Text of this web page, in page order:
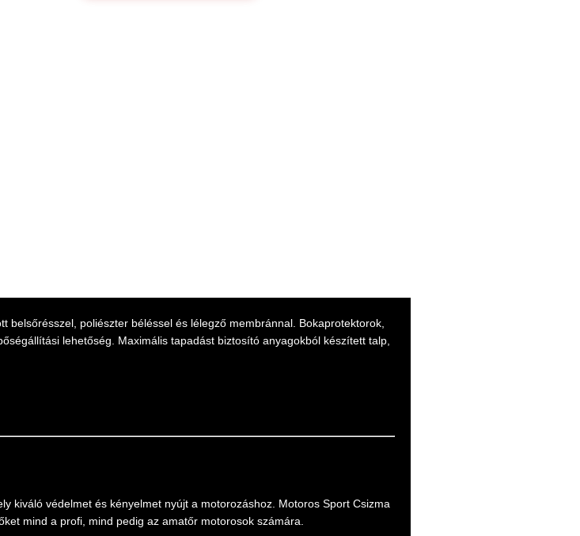
poliészter béléssel és lélegző membránnal. Bokaprotektorok,
lehetőség. Maximális tapadást biztosító anyagokból készített talp,
kiváló védelmet és kényelmet nyújt a motorozáshoz. Motoros Sport Csizma
mind a profi, mind pedig az amatőr motorosok számára.